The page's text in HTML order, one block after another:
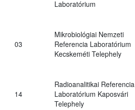
Laboratórium
03
Mikrobiológiai Nemzeti
Referencia Laboratórium
Kecskeméti Telephely
14
Radioanalitikai Referencia
Laboratórium Kaposvári
Telephely